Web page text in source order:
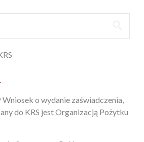
Wniosek o wydanie zaświadczenia,
do KRS jest Organizacją Pożytku